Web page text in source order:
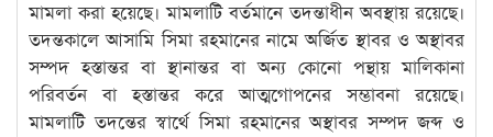
মামলা করা হয়েছে। মামলাটি বর্তমানে তদন্তাধীন অবস্থায় রয়েছে।
তদন্তকালে আসামি সিমা রহমানের নামে অর্জিত স্থাবর ও অস্থাবর
সম্পদ হস্তান্তর বা স্থানান্তর বা অন্য কোনো পন্থায় মালিকানা
পরিবর্তন বা হস্তান্তর করে আত্মগোপনের সম্ভাবনা রয়েছে।
মামলাটি তদন্তের স্বার্থে সিমা রহমানের অস্থাবর সম্পদ জব্দ ও